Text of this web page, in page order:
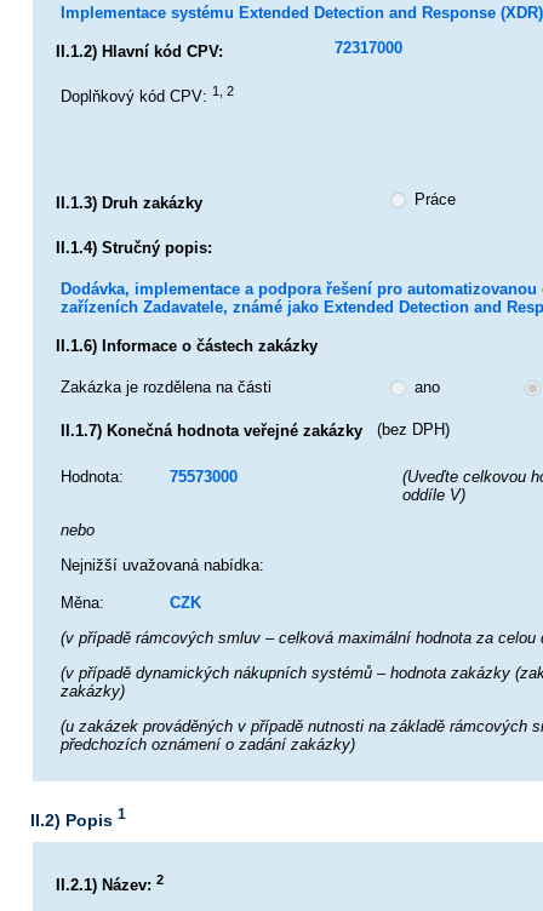
Implementace systému Extended Detection and Response (XDR)
II.1.2) Hlavní kód CPV: 72317000
Doplňkový kód CPV: 1, 2
II.1.3) Druh zakázky Práce
II.1.4) Stručný popis:
Dodávka, implementace a podpora řešení pro
zařízeních Zadavatele, známé jako Extended Detection and
II.1.6) Informace o částech zakázky
Zakázka je rozdělena na části ano
II.1.7) Konečná hodnota veřejné zakázky (bez DPH)
Hodnota: 75573000
(Uveďte celkovou
oddíle V)
nebo
Nejnižší uvažovaná nabídka:
Měna:
CZK
(v případě rámcových smluv – celková maximální hodnota za celou
(v případě dynamických nákupních systémů – hodnota zakázky
zakázky)
(u zakázek prováděných v případě nutnosti na základě rámcových
předchozích oznámení o zadání zakázky)
II.2) Popis 1
II.2.1) Název: 2